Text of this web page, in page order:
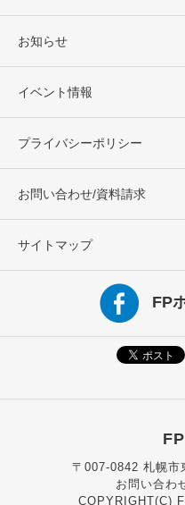
お知らせ
イベント情報
プライバシーポリシー
お問い合わせ/資料請求
サイトマップ
FP
〒007-0842 札幌
お問い合わ
COPYRIGHT(C)